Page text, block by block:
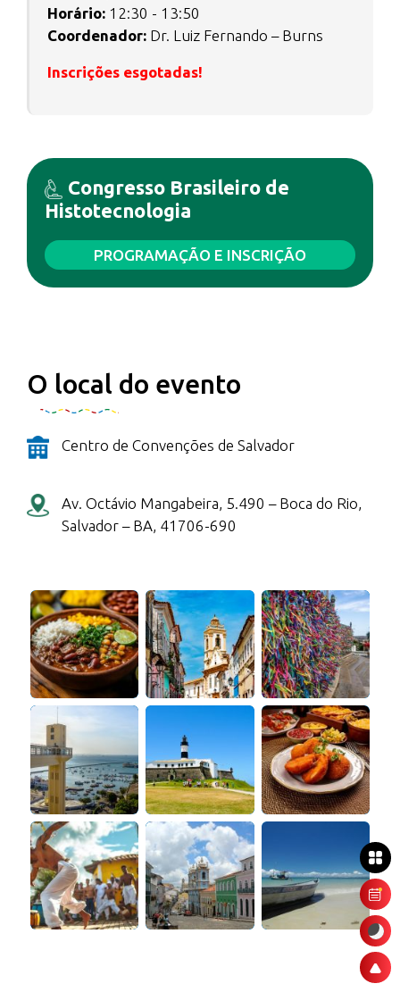
Horário: 12:30 - 13:50
Coordenador: Dr. Luiz Fernando – Burns
Inscrições esgotadas!
Congresso Brasileiro de
Histotecnologia
PROGRAMAÇÃO E INSCRIÇÃO
O local do evento
Centro de Convenções de Salvador
Av. Octávio Mangabeira, 5.490 – Boca do Rio,
Salvador – BA, 41706-690